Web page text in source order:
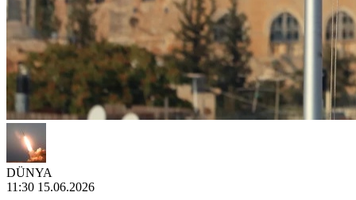
DÜNYA
11:30 15.06.2026